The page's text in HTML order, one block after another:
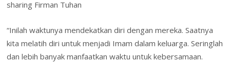
sharing Firman Tuhan
“Inilah waktunya mendekatkan diri dengan mereka. Saatnya
kita melatih diri untuk menjadi Imam dalam keluarga. Seringlah
dan lebih banyak manfaatkan waktu untuk kebersamaan.